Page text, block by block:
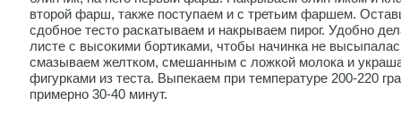
второй фарш, также поступаем и с третьим фаршем.
сдобное тесто раскатываем и накрываем пирог. Удобно
листе с высокими бортиками, чтобы начинка не
смазываем желтком, смешанным с ложкой молока и
фигурками из теста. Выпекаем при температуре 200-220
примерно 30-40 минут.